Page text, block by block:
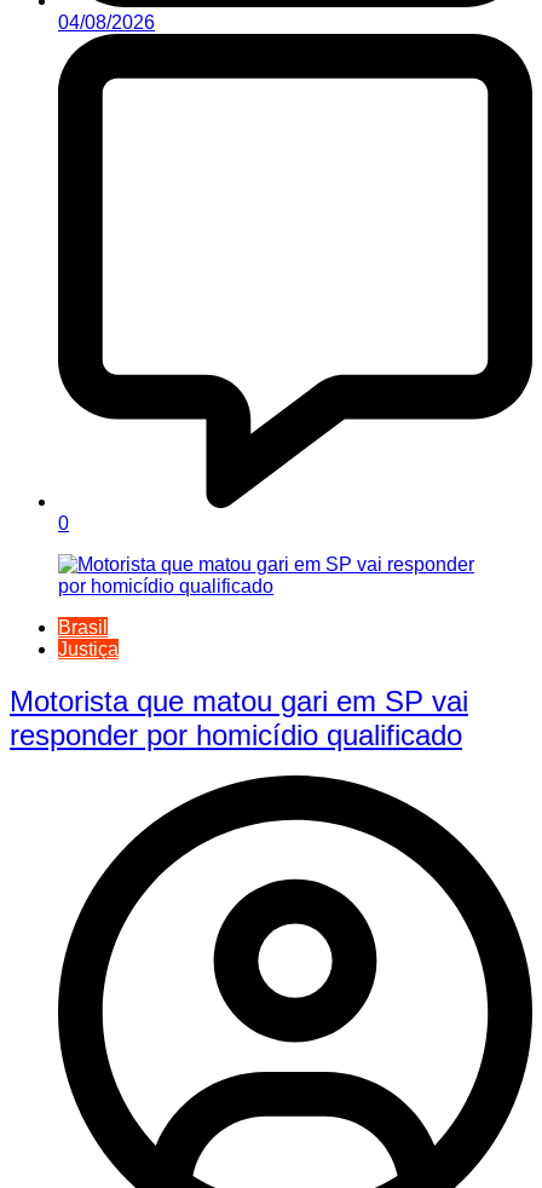
04/08/2026
0
Brasil
Justiça
Motorista que matou gari em SP vai
responder por homicídio qualificado